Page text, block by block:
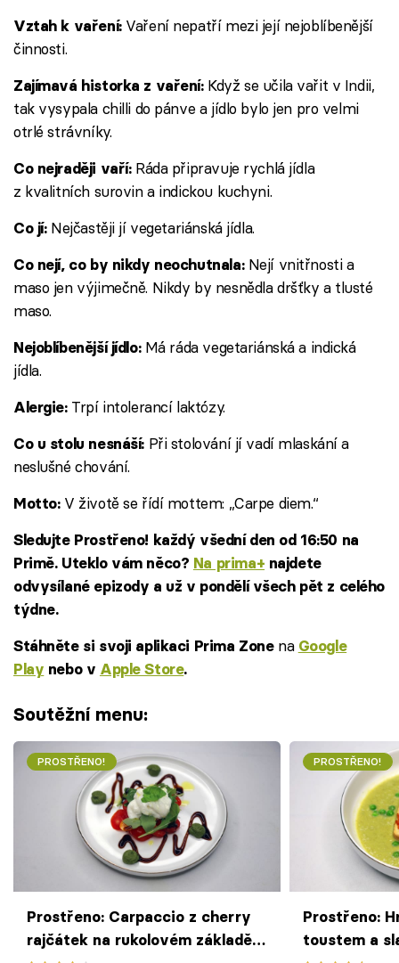
Vztah k vaření:Vaření nepatří mezi její nejoblíbenější
činnosti.
Zajímavá historka z vaření:Když se učila vařit v Indii,
tak vysypala chilli do pánve a jídlo bylo jen pro velmi
otrlé strávníky.
Co nejraději vaří:Ráda připravuje rychlá jídla
z kvalitních surovin a indickou kuchyni.
Co jí:Nejčastěji jí vegetariánská jídla.
Co nejí, co by nikdy neochutnala:Nejí vnitřnosti a
maso jen výjimečně. Nikdy by nesnědla dršťky a tlusté
maso.
Nejoblíbenější jídlo:Má ráda vegetariánská a indická
jídla.
Alergie:Trpí intolerancí laktózy.
Co u stolu nesnáší:Při stolování jí vadí mlaskání a
neslušné chování.
Motto:V životě se řídí mottem: „Carpe diem.“
Sledujte Prostřeno! každý všední den od 16:50 na
Primě. Uteklo vám něco? Na prima+ najdete
odvysílané epizody a už v pondělí všech pět z celého
týdne.
Stáhněte si svoji aplikaci Prima Zone na Google
Play nebo v Apple Store.
Soutěžní menu:
PROSTŘENO!
Prostřeno: Carpaccio z cherry
rajčátek na rukolovém základě
PROSTŘENO!
Prostřeno:
toustem a